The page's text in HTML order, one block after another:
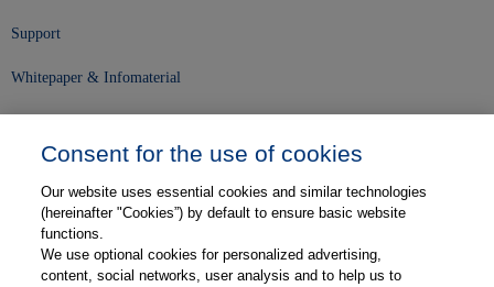
Support
Whitepaper & Infomaterial
Karriere
Kontakt
Consent for the use of cookies
Our website uses essential cookies and similar technologies
(hereinafter "Cookies”) by default to ensure basic website
functions.
We use optional cookies for personalized advertising,
content, social networks, user analysis and to help us to